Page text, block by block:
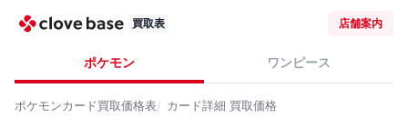
買取表 店舗案内
ポケモン ワンピース
ポケモンカード買取価格表 カード詳細 買取価格